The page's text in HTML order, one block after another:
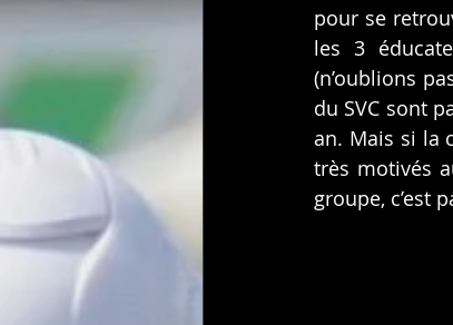
pour se
les 3
(n’oublions
du SVC sont
an. Mais si la
très motivés
groupe, c’est